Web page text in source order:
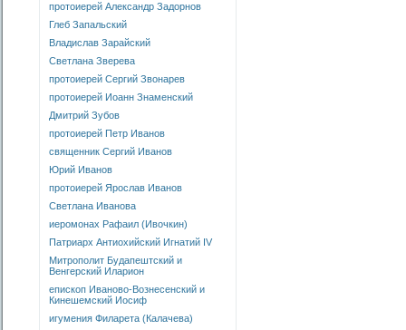
протоиерей Александр Задорнов
Глеб Запальский
Владислав Зарайский
Светлана Зверева
протоиерей Сергий Звонарев
протоиерей Иоанн Знаменский
Дмитрий Зубов
протоиерей Петр Иванов
священник Сергий Иванов
Юрий Иванов
протоиерей Ярослав Иванов
Светлана Иванова
иеромонах Рафаил (Ивочкин)
Патриарх Антиохийский Игнатий IV
Митрополит Будапештский и
Венгерский Иларион
епископ Иваново-Вознесенский и
Кинешемский Иосиф
игумения Филарета (Калачева)